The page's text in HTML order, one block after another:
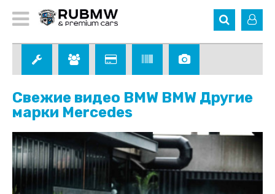
Свежие видео BMW BMW Другие
марки Mercedes